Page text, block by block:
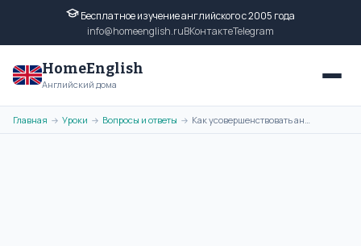
Бесплатное изучение английского с 2005 года
info@homeenglish.ruВКонтактеTelegram
HomeEnglish
Английский дома
Главная → Уроки → Вопросы и ответы → Как усовершенствовать английский язык?